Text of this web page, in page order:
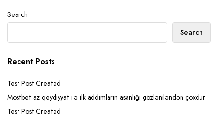
Search
Search
Recent Posts
Test Post Created
Mostbet az qeydiyyat ilə ilk addımların asanlığı gözləniləndən çoxdur
Test Post Created